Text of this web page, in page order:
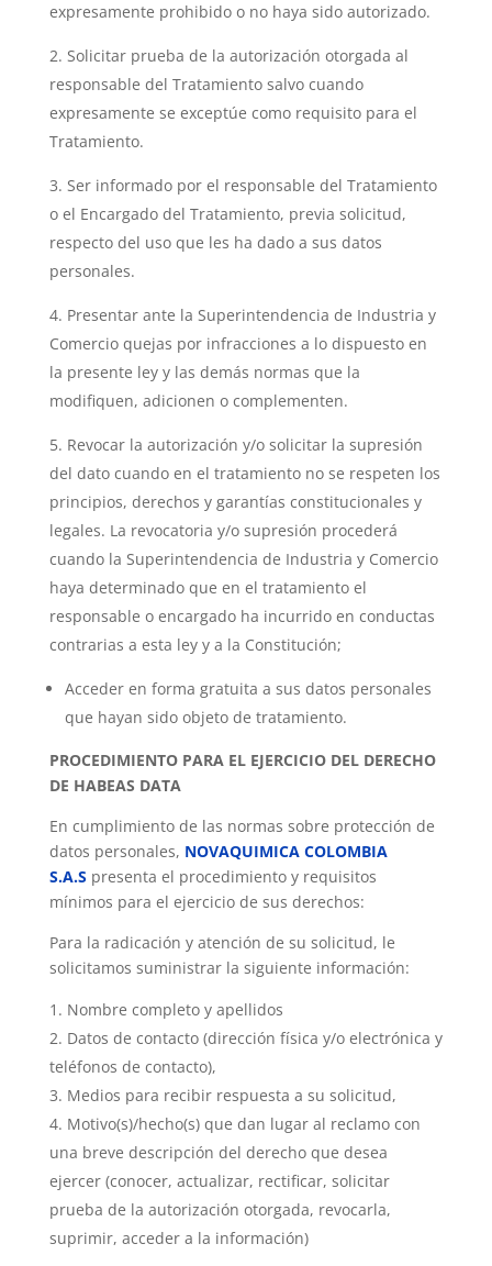
expresamente prohibido o no haya sido autorizado.
Solicitar prueba de la autorización otorgada al
responsable del Tratamiento salvo cuando
expresamente se exceptúe como requisito para el
Tratamiento.
Ser informado por el responsable del Tratamiento
o el Encargado del Tratamiento, previa solicitud,
respecto del uso que les ha dado a sus datos
personales.
Presentar ante la Superintendencia de Industria y
Comercio quejas por infracciones a lo dispuesto en
la presente ley y las demás normas que la
modifiquen, adicionen o complementen.
Revocar la autorización y/o solicitar la supresión
del dato cuando en el tratamiento no se respeten los
principios, derechos y garantías constitucionales y
legales. La revocatoria y/o supresión procederá
cuando la Superintendencia de Industria y Comercio
haya determinado que en el tratamiento el
responsable o encargado ha incurrido en conductas
contrarias a esta ley y a la Constitución;
Acceder en forma gratuita a sus datos personales
que hayan sido objeto de tratamiento.
PROCEDIMIENTO PARA EL EJERCICIO DEL DERECHO
DE HABEAS DATA
En cumplimiento de las normas sobre protección de
datos personales, NOVAQUIMICA COLOMBIA
S.A.Spresenta el procedimiento y requisitos
mínimos para el ejercicio de sus derechos:
Para la radicación y atención de su solicitud, le
solicitamos suministrar la siguiente información:
Nombre completo y apellidos
Datos de contacto (dirección física y/o electrónica y
teléfonos de contacto),
Medios para recibir respuesta a su solicitud,
Motivo(s)/hecho(s) que dan lugar al reclamo con
una breve descripción del derecho que desea
ejercer (conocer, actualizar, rectificar, solicitar
prueba de la autorización otorgada, revocarla,
suprimir, acceder a la información)